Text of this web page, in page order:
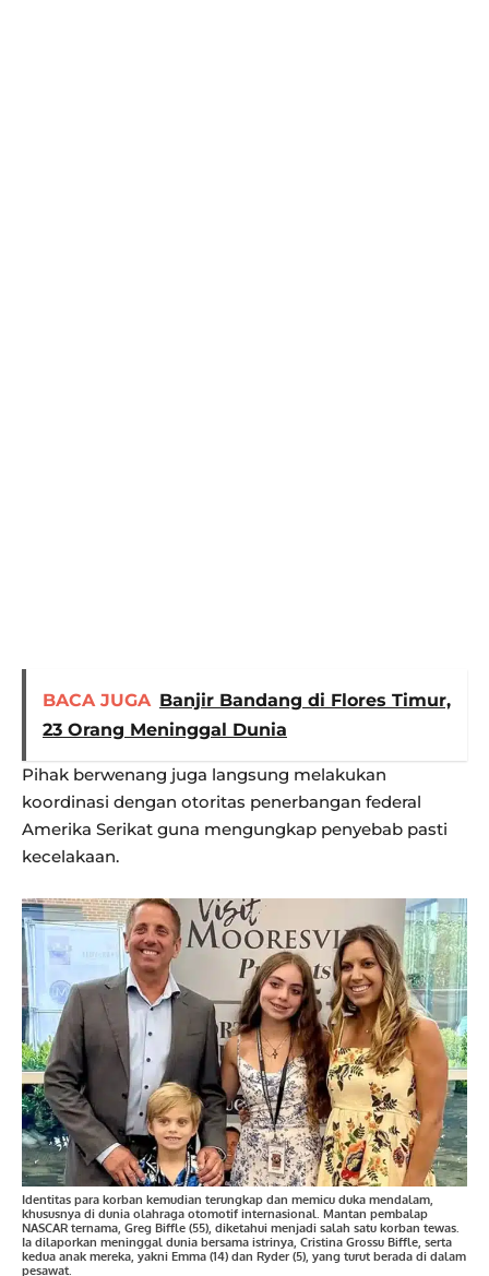
BACA JUGA Banjir Bandang di Flores Timur,
23 Orang Meninggal Dunia
Pihak berwenang juga langsung melakukan
koordinasi dengan otoritas penerbangan federal
Amerika Serikat guna mengungkap penyebab pasti
kecelakaan.
Identitas para korban kemudian terungkap dan memicu duka mendalam,
khususnya di dunia olahraga otomotif internasional. Mantan pembalap
NASCAR ternama, Greg Biffle (55), diketahui menjadi salah satu korban tewas.
Ia dilaporkan meninggal dunia bersama istrinya, Cristina Grossu Biffle, serta
kedua anak mereka, yakni Emma (14) dan Ryder (5), yang turut berada di dalam
pesawat.